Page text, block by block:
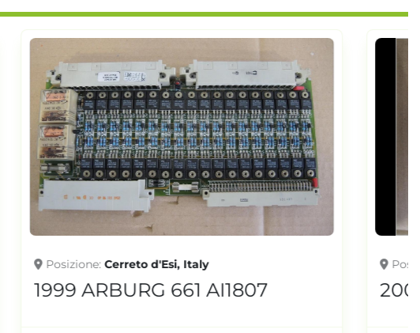
Posizione Cerreto d'Esi, Italy
2000 ARBURG 662 AI1802